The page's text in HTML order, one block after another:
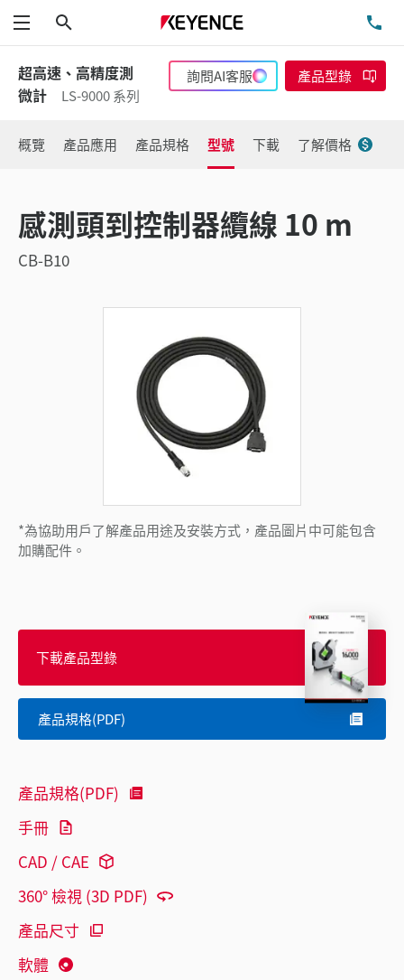
功能表
超高速、高精度測
微計
LS-9000 系列
詢問AI客服 產品型錄
概覽 產品應用 產品規格 型號 下載 了解價格
感測頭到控制器纜線 10 m
CB-B10
*為協助用戶了解產品用途及安裝方式，產品圖片中可能包含
加購配件。
下載產品型錄
產品規格(PDF)
產品規格(PDF)
手冊
CAD / CAE
360° 檢視 (3D PDF)
產品尺寸
軟體